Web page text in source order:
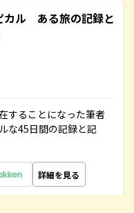
カル ある旅の記録と
することになった筆者
な45日間の記録と記
詳細を見る